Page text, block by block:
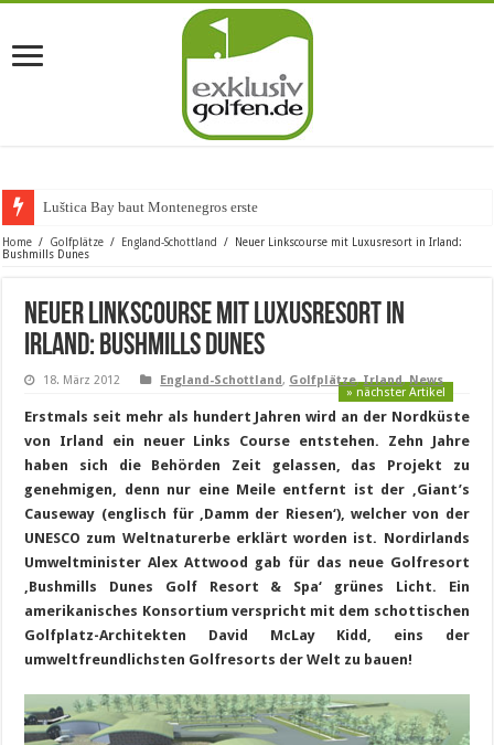
Luštica Bay baut Montenegros erste Golf-C
Home / Golfplätze / England-Schottland /
Neuer Linkscourse mit Luxusresort in Irland:
Bushmills Dunes
Neuer Linkscourse mit Luxusresort in
Irland: Bushmills Dunes
18. März 2012 England-Schottland, Golfplätze,Irland,News
» nächster Artikel
Erstmals seit mehr als hundert Jahren wird an der Nordküste
von Irland ein neuer Links Course entstehen. Zehn Jahre
haben sich die Behörden Zeit gelassen, das Projekt zu
genehmigen, denn nur eine Meile entfernt ist der ‚Giant’s
Causeway (englisch für ‚Damm der Riesen‘), welcher von der
UNESCO zum Weltnaturerbe erklärt worden ist. Nordirlands
Umweltminister Alex Attwood gab für das neue Golfresort
‚Bushmills Dunes Golf Resort & Spa‘ grünes Licht. Ein
amerikanisches Konsortium verspricht mit dem schottischen
Golfplatz-Architekten David McLay Kidd, eins der
umweltfreundlichsten Golfresorts der Welt zu bauen!